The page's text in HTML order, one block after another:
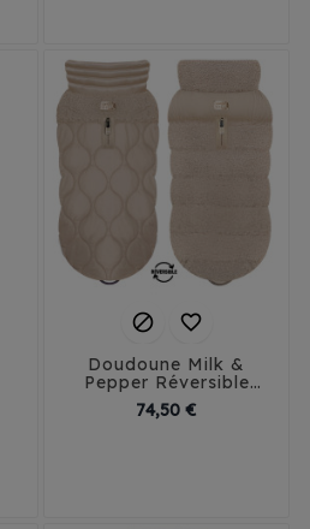
 
Doudoune Milk &
Pepper Réversible
Amelia
74,50 €